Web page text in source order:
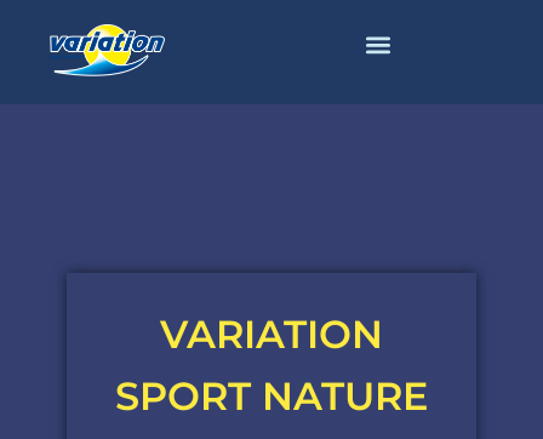
VARIATION
SPORT NATURE